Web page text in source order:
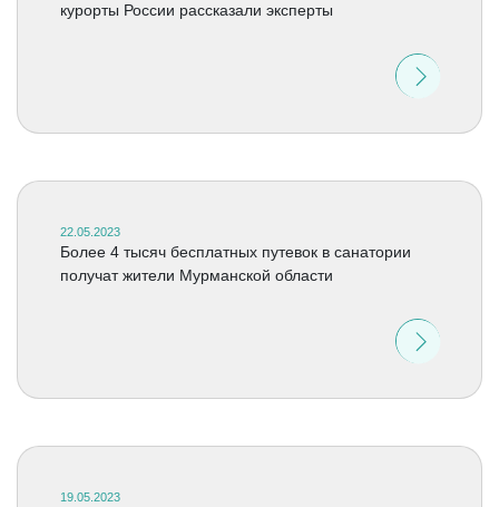
курорты России рассказали эксперты
22.05.2023
Более 4 тысяч бесплатных путевок в санатории
получат жители Мурманской области
19.05.2023